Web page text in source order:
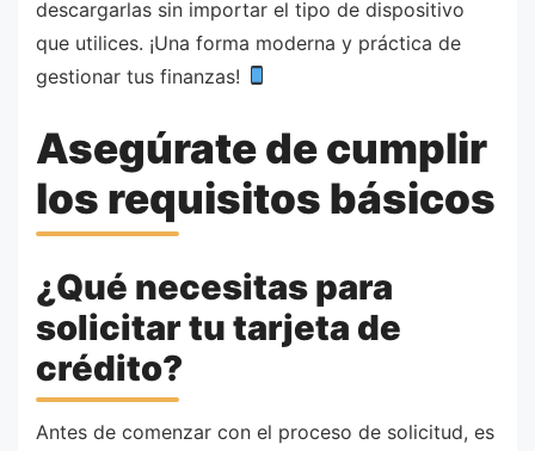
descargarlas sin importar el tipo de dispositivo
que utilices. ¡Una forma moderna y práctica de
gestionar tus finanzas!
Asegúrate de cumplir
los requisitos básicos
¿Qué necesitas para
solicitar tu tarjeta de
crédito?
Antes de comenzar con el proceso de solicitud, es